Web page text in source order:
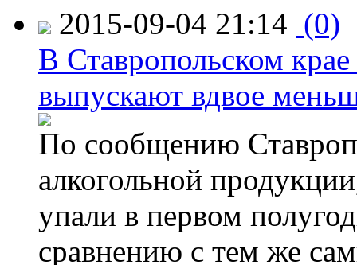
2015-09-04 21:14 (0)
В Ставропольском
выпускают вдвое
По сообщению
алкогольной
упали в первом
сравнению с тем же